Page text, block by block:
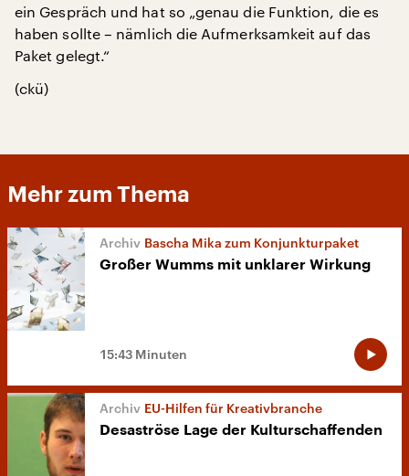
ein Gespräch und hat so „genau die Funktion, die es
haben sollte – nämlich die Aufmerksamkeit auf das
Paket gelegt.“
(ckü)
Mehr zum Thema
Bascha Mika zum Konjunkturpaket
Großer Wumms mit unklarer Wirkung
15:43 Minuten
EU-Hilfen für Kreativbranche
Desaströse Lage der Kulturschaffenden